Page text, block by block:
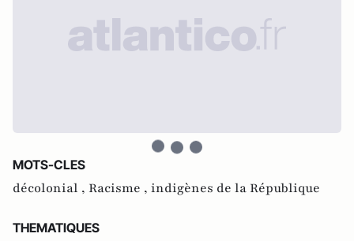
MOTS-CLES
décolonial , Racisme , indigènes de la République
THEMATIQUES